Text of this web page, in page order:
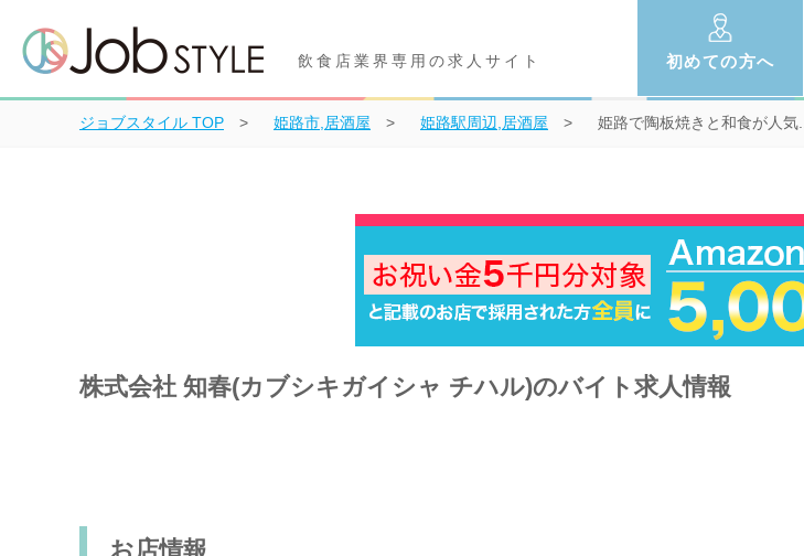
飲食店業界専用の求人サイト 初めての方へ
ジョブスタイル TOP 姫路市,居酒屋 姫路駅周辺,居酒屋 姫路で陶板焼きと和食が人気...
株式会社 知春(カブシキガイシャ チハル)のバイト求人情報
お店情報